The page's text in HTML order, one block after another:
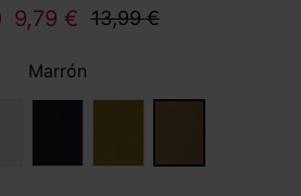
9,79 € 13,99 €
Marrón